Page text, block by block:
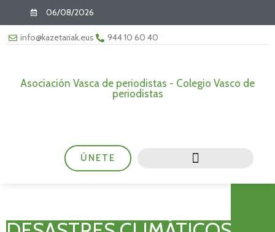
06/08/2026
info@kazetariak.eus 944 10 60 40
Asociación Vasca de periodistas - Colegio Vasco de
periodistas
ÚNETE